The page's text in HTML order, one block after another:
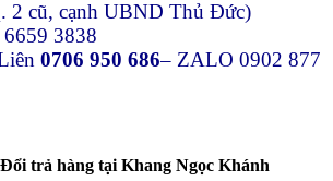
2 cũ, cạnh UBND Thủ Đức)
3838
0706 950 686– ZALO 0902 877
trả hàng tại Khang Ngọc Khánh